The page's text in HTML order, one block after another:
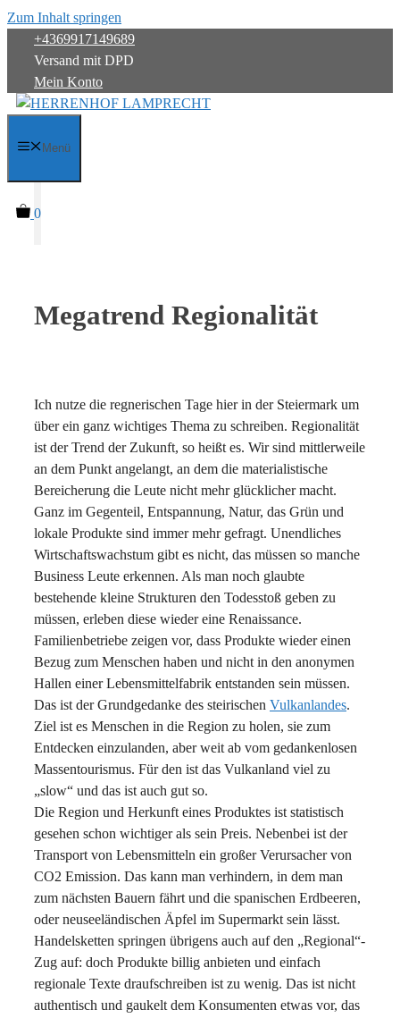
Zum Inhalt springen
+4369917149689
Versand mit DPD
Mein Konto
Menü
0
Megatrend Regionalität
Ich nutze die regnerischen Tage hier in der Steiermark um
über ein ganz wichtiges Thema zu schreiben. Regionalität
ist der Trend der Zukunft, so heißt es. Wir sind mittlerweile
an dem Punkt angelangt, an dem die materialistische
Bereicherung die Leute nicht mehr glücklicher macht.
Ganz im Gegenteil, Entspannung, Natur, das Grün und
lokale Produkte sind immer mehr gefragt. Unendliches
Wirtschaftswachstum gibt es nicht, das müssen so manche
Business Leute erkennen. Als man noch glaubte
bestehende kleine Strukturen den Todesstoß geben zu
müssen, erleben diese wieder eine Renaissance.
Familienbetriebe zeigen vor, dass Produkte wieder einen
Bezug zum Menschen haben und nicht in den anonymen
Hallen einer Lebensmittelfabrik entstanden sein müssen.
Das ist der Grundgedanke des steirischen Vulkanlandes.
Ziel ist es Menschen in die Region zu holen, sie zum
Entdecken einzulanden, aber weit ab vom gedankenlosen
Massentourismus. Für den ist das Vulkanland viel zu
„slow“ und das ist auch gut so.
Die Region und Herkunft eines Produktes ist statistisch
gesehen schon wichtiger als sein Preis. Nebenbei ist der
Transport von Lebensmitteln ein großer Verursacher von
CO2 Emission. Das kann man verhindern, in dem man
zum nächsten Bauern fährt und die spanischen Erdbeeren,
oder neuseeländischen Äpfel im Supermarkt sein lässt.
Handelsketten springen übrigens auch auf den „Regional“-
Zug auf: doch Produkte billig anbieten und einfach
regionale Texte draufschreiben ist zu wenig. Das ist nicht
authentisch und gaukelt dem Konsumenten etwas vor, das